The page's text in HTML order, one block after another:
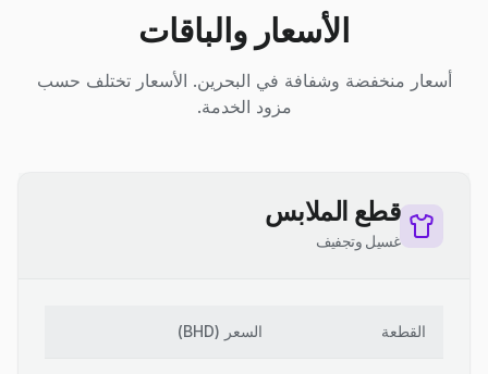
الأسعار والباقات
أسعار منخفضة وشفافة في البحرين. الأسعار تختلف حسب
مزود الخدمة.
قطع الملابس
غسيل وتجفيف
القطعة السعر (
BHD
)